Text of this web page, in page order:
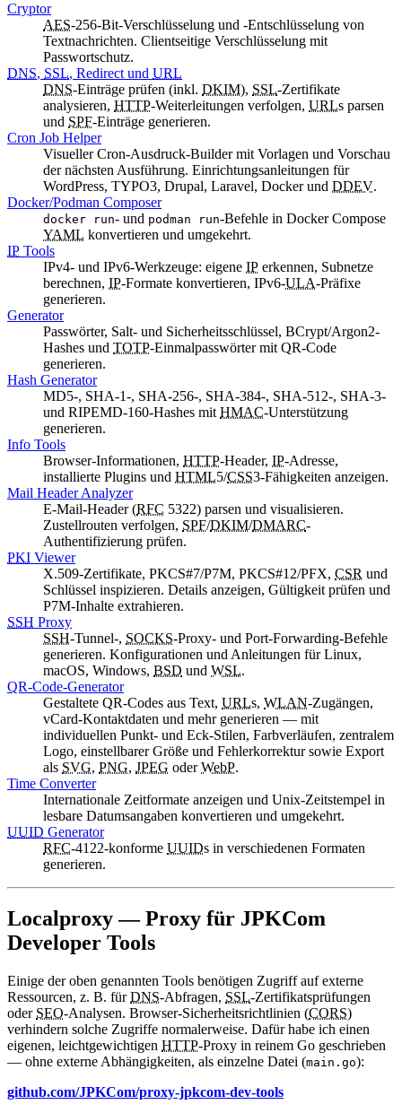
Cryptor
AES-256-Bit-Verschlüsselung und -Entschlüsselung von
Textnachrichten. Clientseitige Verschlüsselung mit
Passwortschutz.
DNS, SSL, Redirect und URL
DNS-Einträge prüfen (inkl. DKIM), SSL-Zertifikate
analysieren, HTTP-Weiterleitungen verfolgen, URLs parsen
und SPF-Einträge generieren.
Cron Job Helper
VisuellerCron-Ausdruck-Builder mit Vorlagen und Vorschau
der nächsten Ausführung. Einrichtungsanleitungen für
WordPress, TYPO3, Drupal, Laravel, Dockerund DDEV.
Docker/Podman Composer
docker run- und podman run-Befehle in Docker Compose
YAML konvertieren und umgekehrt.
IP Tools
IPv4- und IPv6-Werkzeuge: eigene IP erkennen, Subnetze
berechnen, IP-Formate konvertieren, IPv6-ULA-Präfixe
generieren.
Generator
Passwörter, Salt- und Sicherheitsschlüssel, BCrypt/Argon2-
Hashes und TOTP-Einmalpasswörter mit QR-Code
generieren.
Hash Generator
MD5-, SHA-1-, SHA-256-, SHA-384-, SHA-512-, SHA-3-
und RIPEMD-160-Hashes mit HMAC-Unterstützung
generieren.
Info Tools
Browser-Informationen, HTTP-Header, IP-Adresse,
installierte Plugins und HTML5/CSS3-Fähigkeiten anzeigen.
Mail Header Analyzer
E-Mail-Header (RFC 5322) parsen und visualisieren.
Zustellrouten verfolgen, SPF/DKIM/DMARC-
Authentifizierung prüfen.
PKI Viewer
X.509-Zertifikate, PKCS#7/P7M, PKCS#12/PFX, CSR und
Schlüssel inspizieren. Details anzeigen, Gültigkeit prüfen und
P7M-Inhalte extrahieren.
SSH Proxy
SSH-Tunnel-, SOCKS-Proxy- und Port-Forwarding-Befehle
generieren. Konfigurationen und Anleitungen für Linux,
macOS, Windows, BSD und WSL.
QR-Code-Generator
Gestaltete QR-Codes aus Text, URLs, WLAN-Zugängen,
vCard-Kontaktdaten und mehr generieren — mit
individuellen Punkt- und Eck-Stilen, Farbverläufen, zentralem
Logo, einstellbarer Größe und Fehlerkorrektur sowie Export
als SVG, PNG, JPEG oderWebP.
Time Converter
Internationale Zeitformate anzeigen und Unix-Zeitstempel in
lesbare Datumsangaben konvertieren und umgekehrt.
UUID Generator
RFC-4122-konforme UUIDs in verschiedenen Formaten
generieren.
Localproxy—Proxy für JPKCom
Developer Tools
Einige der oben genannten Tools benötigen Zugriff auf externe
Ressourcen, z. B. fürDNS-Abfragen, SSL-Zertifikatsprüfungen
oder SEO-Analysen. Browser-Sicherheitsrichtlinien (CORS)
verhindern solche Zugriffe normalerweise. Dafür habe ich einen
eigenen, leichtgewichtigen HTTP-Proxy in reinem Go geschrieben
— ohne externe Abhängigkeiten, als einzelne Datei (main.go):
github.com/JPKCom/proxy-jpkcom-dev-tools